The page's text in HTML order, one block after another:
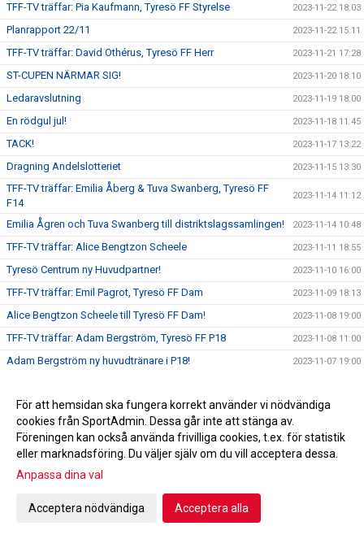
TFF-TV träffar: Pia Kaufmann, Tyresö FF Styrelse 2023-11-22 18:03
Planrapport 22/11 2023-11-22 15:11
TFF-TV träffar: David Othérus, Tyresö FF Herr 2023-11-21 17:28
ST-CUPEN NÄRMAR SIG! 2023-11-20 18:10
Ledaravslutning 2023-11-19 18:00
En rödgul jul! 2023-11-18 11:45
TACK! 2023-11-17 13:22
Dragning Andelslotteriet 2023-11-15 13:30
TFF-TV träffar: Emilia Åberg & Tuva Swanberg, Tyresö FF
F14
2023-11-14 11:12
Emilia Ågren och Tuva Swanberg till distriktslagssamlingen! 2023-11-14 10:48
TFF-TV träffar: Alice Bengtzon Scheele 2023-11-11 18:55
Tyresö Centrum ny Huvudpartner! 2023-11-10 16:00
TFF-TV träffar: Emil Pagrot, Tyresö FF Dam 2023-11-09 18:13
Alice Bengtzon Scheele till Tyresö FF Dam! 2023-11-08 19:00
TFF-TV träffar: Adam Bergström, Tyresö FF P18 2023-11-08 11:00
Adam Bergström ny huvudtränare i P18! 2023-11-07 19:00
Tyresö FF mot psykisk ohälsa! 2023-11-05 09:48
Hjälp oss utveckla Tyresö FF!
Emil Pagrot ny huvudtränare för damlaget! 2023-11-01 17:00
Feriejobbare på Tyresövallen!
Framtidsveckan| Investeringar i ungdomsverksamheten
För att hemsidan ska fungera korrekt använder vi nödvändiga
cookies från SportAdmin. Dessa går inte att stänga av.
Föreningen kan också använda frivilliga cookies, t.ex. för statistik
eller marknadsföring. Du väljer själv om du vill acceptera dessa.
Anpassa dina val
Acceptera nödvändiga Acceptera alla